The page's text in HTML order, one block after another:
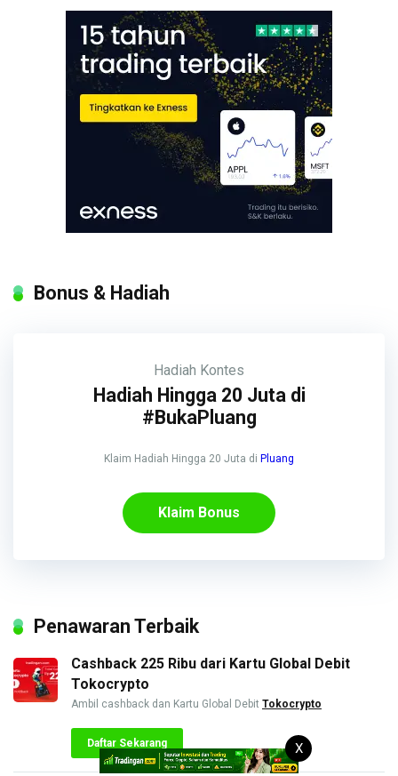
Bonus & Hadiah
Hadiah Kontes
Hadiah Hingga 20 Juta di
#BukaPluang
Klaim Hadiah Hingga 20 Juta di Pluang
Klaim Bonus
Penawaran Terbaik
Cashback 225 Ribu dari Kartu Global Debit
Tokocrypto
Ambil cashback dan Kartu Global Debit Tokocrypto
Daftar Sekarang X